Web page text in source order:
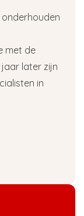
onderhouden
met de
later zijn
in